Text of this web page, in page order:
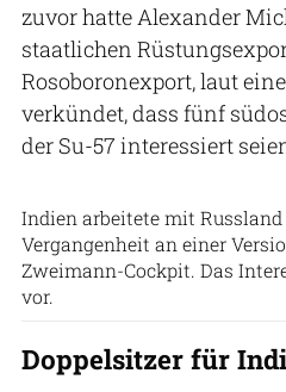
zuvor hatte Alexander
staatlichen
Rosoboronexport, laut
verkündet, dass fünf
der Su-57 interessiert
Indien arbeitete mit
Vergangenheit an einer
Zweimann-Cockpit. Das
vor.
Doppelsitzer für